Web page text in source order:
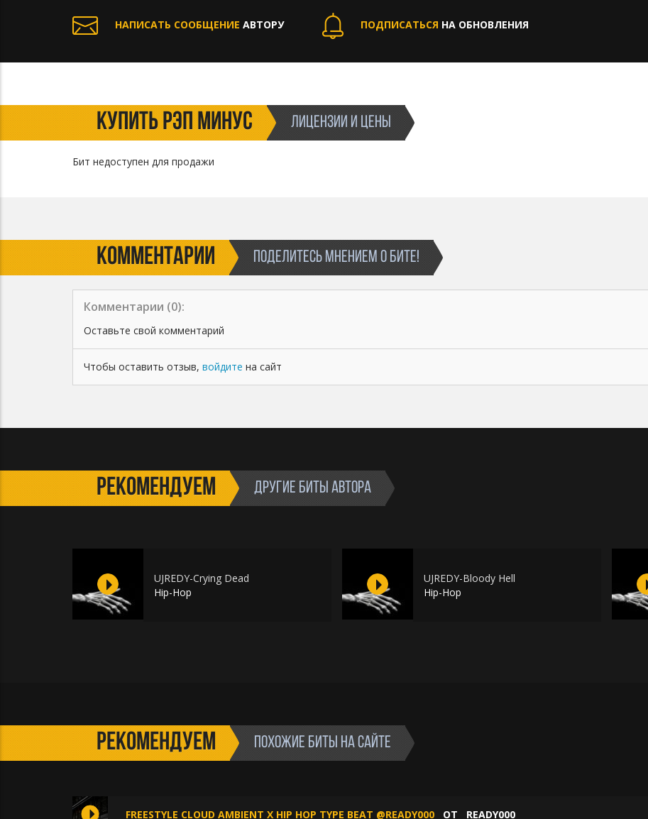
НАПИСАТЬ СООБЩЕНИЕ АВТОРУ ПОДПИСАТЬСЯ НА ОБНОВЛЕНИЯ
КУПИТЬ РЭП МИНУС ЛИЦЕНЗИИ И ЦЕНЫ
Бит недоступен для продажи
КОММЕНТАРИИ ПОДЕЛИТЕСЬ МНЕНИЕМ О БИТЕ!
Комментарии (0):
Оставьте свой комментарий
Чтобы оставить отзыв, войдите на сайт
РЕКОМЕНДУЕМ ДРУГИЕ БИТЫ АВТОРА
UJREDY-Crying Dead
Hip-Hop
UJREDY-Bloody Hell
Hip-Hop
РЕКОМЕНДУЕМ ПОХОЖИЕ БИТЫ НА САЙТЕ
FREESTYLE CLOUD AMBIENT X HIP HOP TYPE BEAT @READY000 ОТ READY000